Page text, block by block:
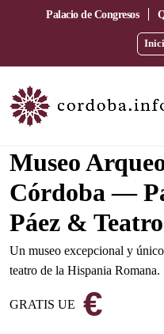
Palacio de Congresos
Museo
Córdoba —
Páez &
Un museo excepcional y
teatro de la Hispania Romana.
GRATIS UE €